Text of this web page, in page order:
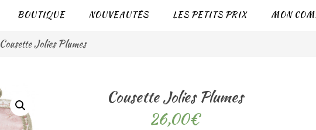
BOUTIQUE NOUVEAUTÉS LES PETITS PRIX MON
Cousette Jolies Plumes
Cousette Jolies Plumes
26,00€